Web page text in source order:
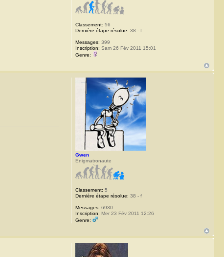
Classement: 56
Dernière étape résolue: 38 - f
Messages: 399
Inscription: Sam 26 Fév 2011 15:01
Genre:
Gwen
Enigmatronaute
Classement: 5
Dernière étape résolue: 38 - f
Messages: 6930
Inscription: Mer 23 Fév 2011 12:26
Genre: